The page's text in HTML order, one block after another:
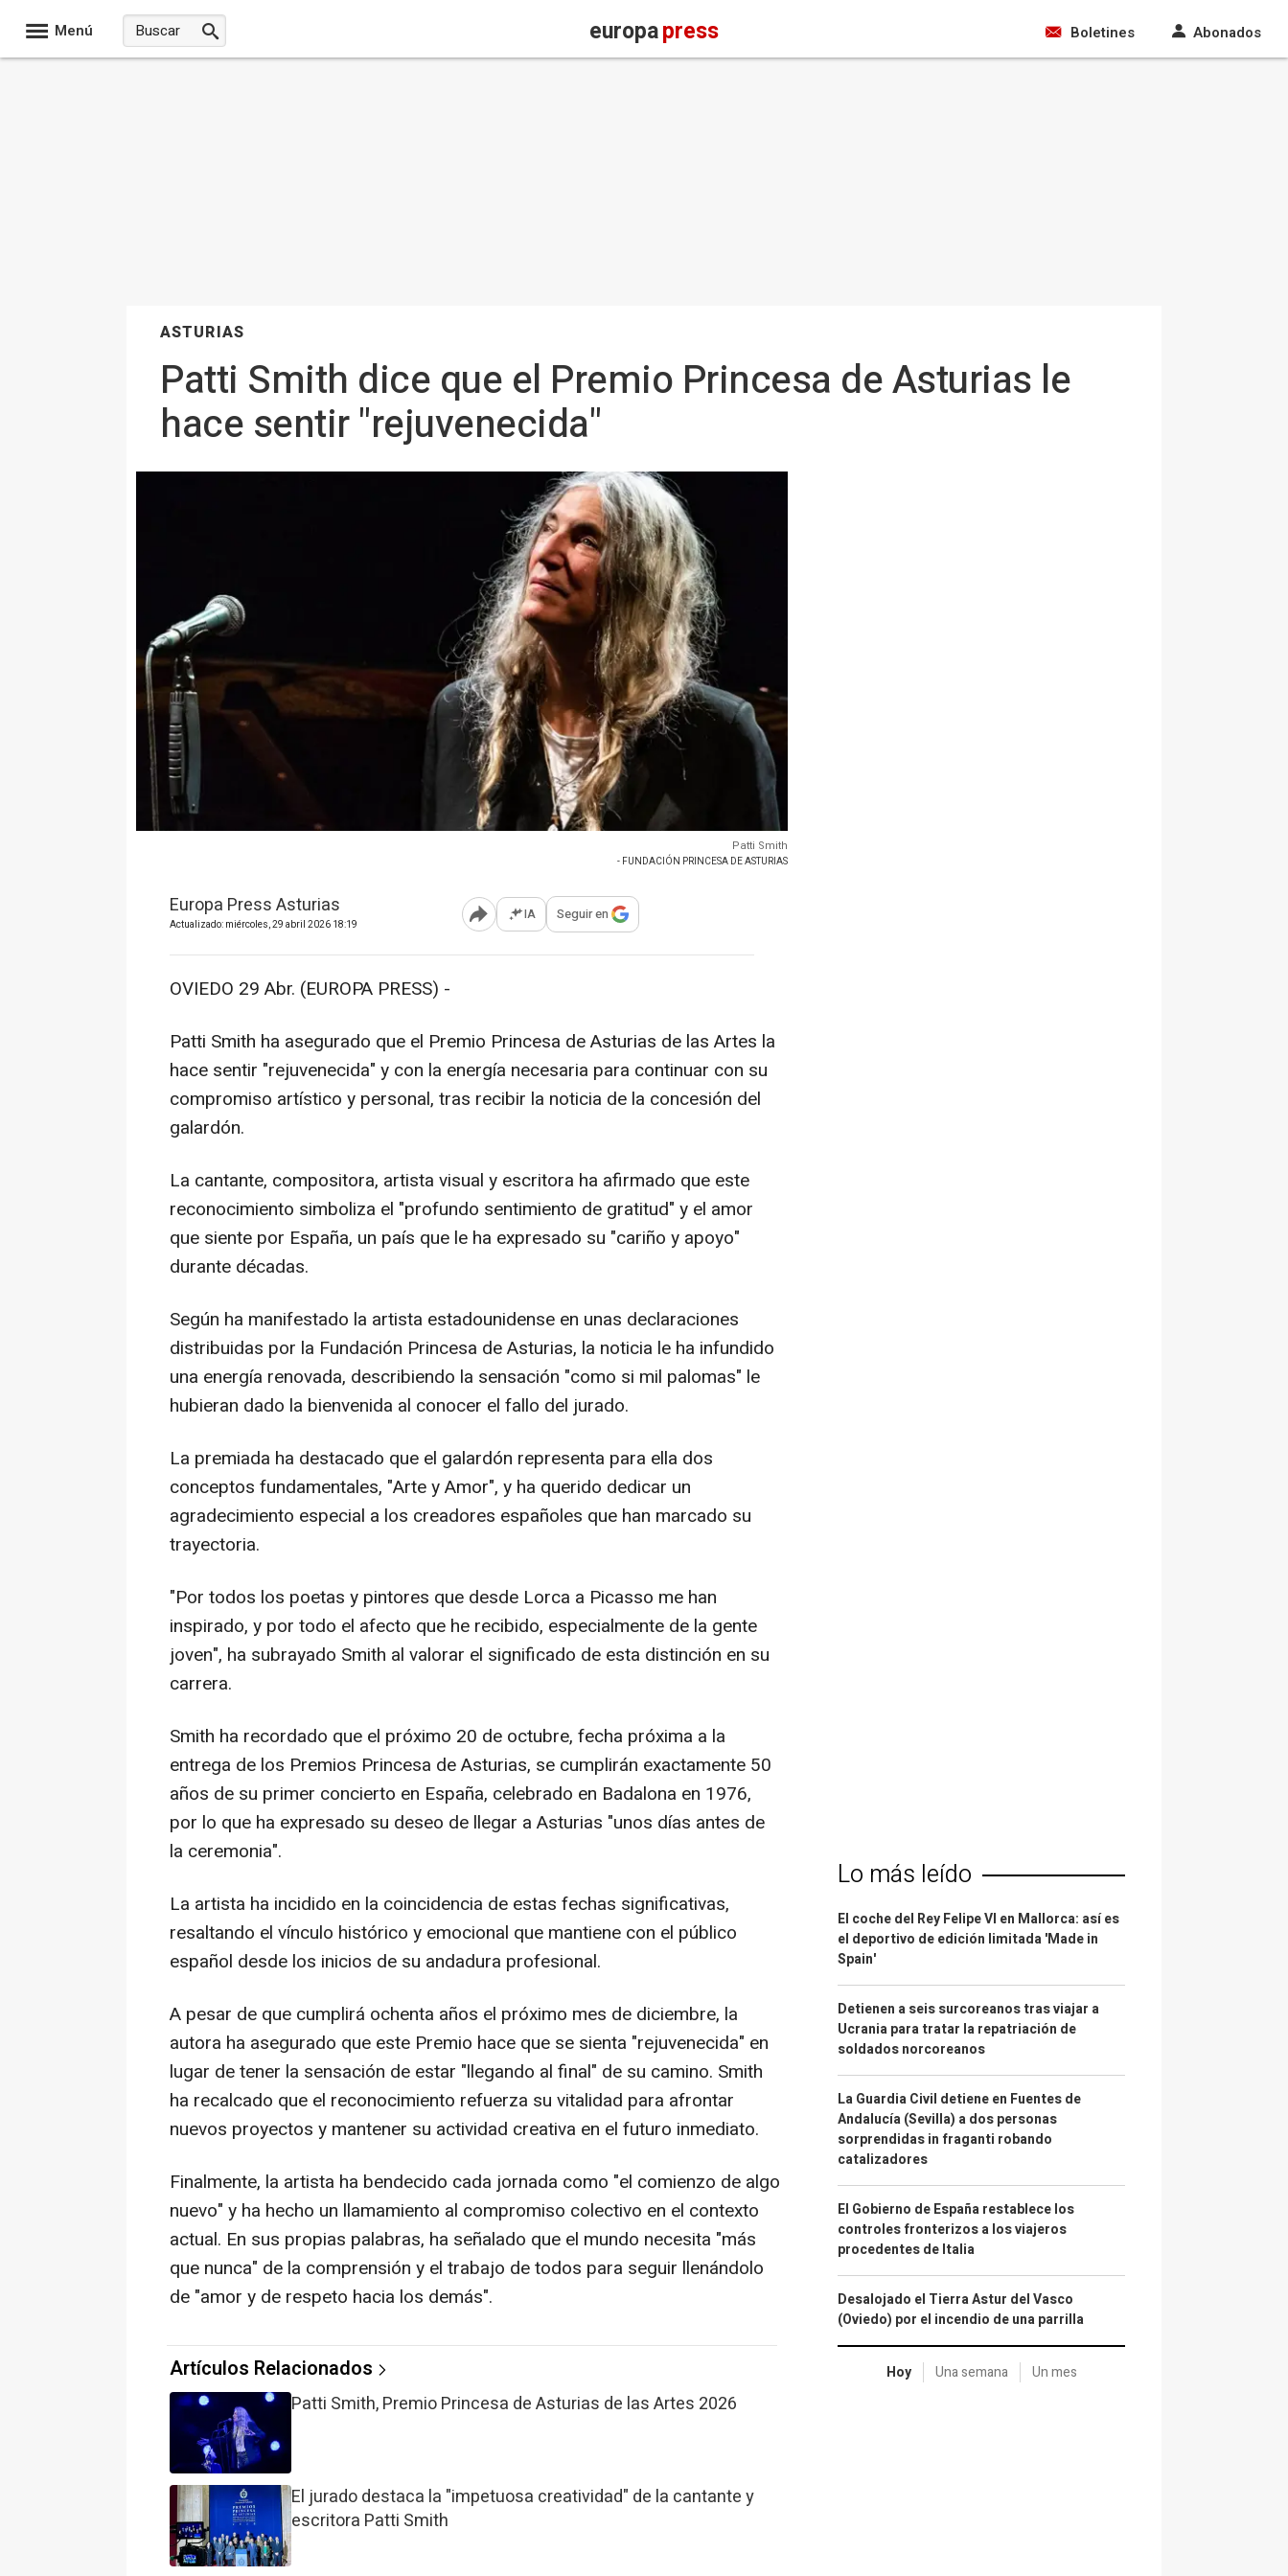
Menú europapress Boletines Abonados
ASTURIAS
Patti Smith dice que el Premio Princesa de Asturias le
hace sentir "rejuvenecida"
Patti Smith
- FUNDACIÓN PRINCESA DE ASTURIAS
Europa Press Asturias
Actualizado: miércoles, 29 abril 2026 18:19 Abrir opciones para compartir
IA Seguir en
OVIEDO 29 Abr. (EUROPA PRESS) -
Patti Smith ha asegurado que el Premio Princesa de Asturias de las Artes la
hace sentir "rejuvenecida" y con la energía necesaria para continuar con su
compromiso artístico y personal, tras recibir la noticia de la concesión del
galardón.
La cantante, compositora, artista visual y escritora ha afirmado que este
reconocimiento simboliza el "profundo sentimiento de gratitud" y el amor
que siente por España, un país que le ha expresado su "cariño y apoyo"
durante décadas.
Según ha manifestado la artista estadounidense en unas declaraciones
distribuidas por la Fundación Princesa de Asturias, la noticia le ha infundido
una energía renovada, describiendo la sensación "como si mil palomas" le
hubieran dado la bienvenida al conocer el fallo del jurado.
La premiada ha destacado que el galardón representa para ella dos
conceptos fundamentales, "Arte y Amor", y ha querido dedicar un
agradecimiento especial a los creadores españoles que han marcado su
trayectoria.
"Por todos los poetas y pintores que desde Lorca a Picasso me han
inspirado, y por todo el afecto que he recibido, especialmente de la gente
joven", ha subrayado Smith al valorar el significado de esta distinción en su
carrera.
Smith ha recordado que el próximo 20 de octubre, fecha próxima a la
entrega de los Premios Princesa de Asturias, se cumplirán exactamente 50
años de su primer concierto en España, celebrado en Badalona en 1976,
por lo que ha expresado su deseo de llegar a Asturias "unos días antes de
la ceremonia".
La artista ha incidido en la coincidencia de estas fechas significativas,
resaltando el vínculo histórico y emocional que mantiene con el público
español desde los inicios de su andadura profesional.
A pesar de que cumplirá ochenta años el próximo mes de diciembre, la
autora ha asegurado que este Premio hace que se sienta "rejuvenecida" en
lugar de tener la sensación de estar "llegando al final" de su camino. Smith
ha recalcado que el reconocimiento refuerza su vitalidad para afrontar
nuevos proyectos y mantener su actividad creativa en el futuro inmediato.
Finalmente, la artista ha bendecido cada jornada como "el comienzo de algo
nuevo" y ha hecho un llamamiento al compromiso colectivo en el contexto
actual. En sus propias palabras, ha señalado que el mundo necesita "más
que nunca" de la comprensión y el trabajo de todos para seguir llenándolo
de "amor y de respeto hacia los demás".
Artículos Relacionados
Patti Smith, Premio Princesa de Asturias de las Artes 2026
El jurado destaca la "impetuosa creatividad" de la cantante y
escritora Patti Smith
Lo más leído
El coche del Rey Felipe VI en Mallorca: así es
el deportivo de edición limitada 'Made in
Spain'
Detienen a seis surcoreanos tras viajar a
Ucrania para tratar la repatriación de
soldados norcoreanos
La Guardia Civil detiene en Fuentes de
Andalucía (Sevilla) a dos personas
sorprendidas in fraganti robando
catalizadores
El Gobierno de España restablece los
controles fronterizos a los viajeros
procedentes de Italia
Desalojado el Tierra Astur del Vasco
(Oviedo) por el incendio de una parrilla
Hoy Una semana Un mes